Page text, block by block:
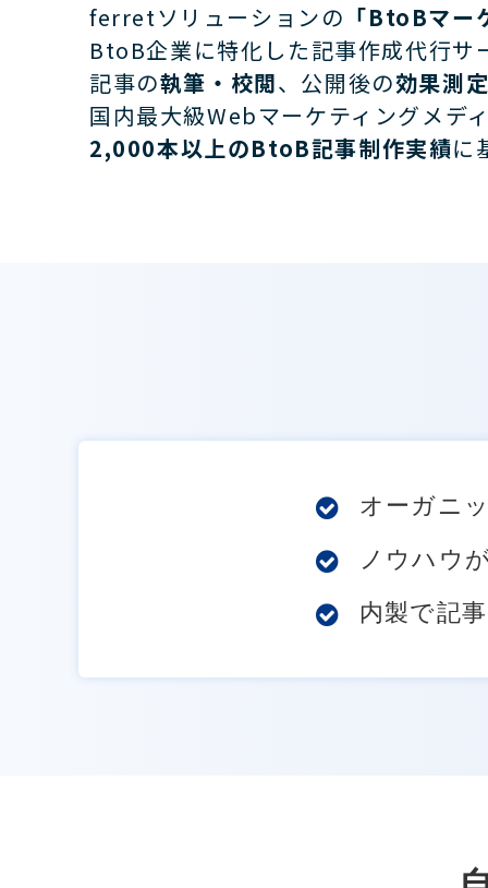
ferretソリューションの 「BtoBマー
BtoB企業に特化した記事作成代行サ
記事の執筆・校閲、公開後の効果測
国内最大級Webマーケティングメデ
2,000本以上のBtoB記事制作実績に
オーガニ
ノウハウ
内製で記